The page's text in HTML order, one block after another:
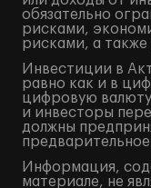
обязательно
рисками,
рисками, а
Инвестиции в
равно как и в
цифровую
и инвесторы
должны
Информация,
материале, не